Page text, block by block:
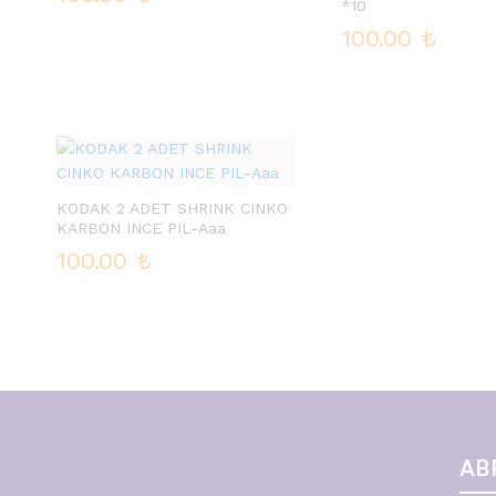
*10
100.00 ₺
KODAK 2 ADET SHRINK CINKO
KARBON INCE PIL-Aaa
100.00 ₺